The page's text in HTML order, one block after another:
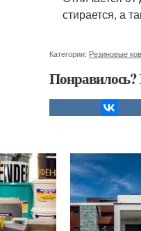
стирается, а
Категории: Резиновые
Понравилось?